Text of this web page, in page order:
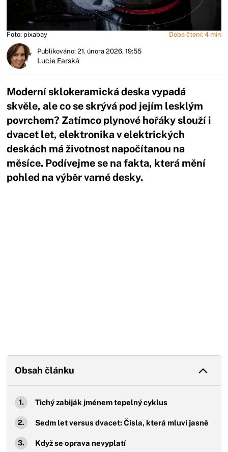
Foto: pixabay Doba čtení: 4 min
Publikováno: 21. února 2026, 19:55
Lucie Farská
Moderní sklokeramická deska vypadá
skvěle, ale co se skrývá pod jejím lesklým
povrchem? Zatímco plynové hořáky slouží i
dvacet let, elektronika v elektrických
deskách má životnost napočítanou na
měsíce. Podívejme se na fakta, která mění
pohled na výběr varné desky.
Obsah článku
Tichý zabiják jménem tepelný cyklus
Sedm let versus dvacet: Čísla, která mluví jasně
Když se oprava nevyplatí